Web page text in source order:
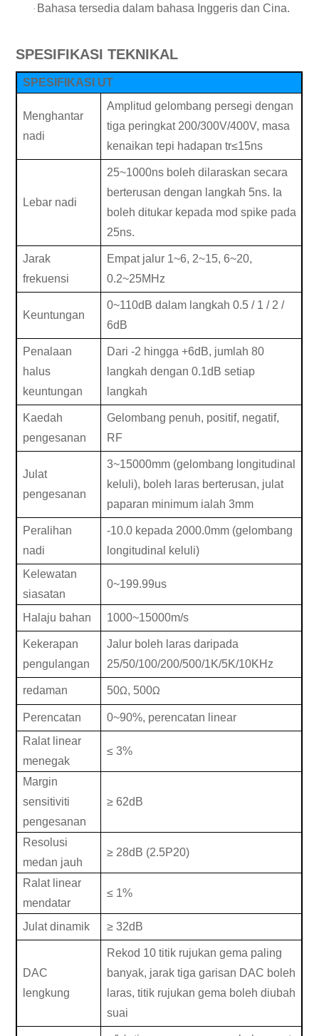
· Bahasa tersedia dalam bahasa Inggeris dan Cina.
SPESIFIKASI TEKNIKAL
SPESIFIKASI UT
Menghantar
nadi
Amplitud gelombang persegi dengan
tiga peringkat 200/300V/400V, masa
kenaikan tepi hadapan tr≤15ns
Lebar nadi
25~1000ns boleh dilaraskan secara
berterusan dengan langkah 5ns. Ia
boleh ditukar kepada mod spike pada
25ns.
Jarak
frekuensi
Empat jalur 1~6, 2~15, 6~20,
0.2~25MHz
Keuntungan
0~110dB dalam langkah 0.5 / 1 / 2 /
6dB
Penalaan
halus
keuntungan
Dari -2 hingga +6dB, jumlah 80
langkah dengan 0.1dB setiap
langkah
Kaedah
pengesanan
Gelombang penuh, positif, negatif,
RF
Julat
pengesanan
3~15000mm (gelombang longitudinal
keluli), boleh laras berterusan, julat
paparan minimum ialah 3mm
Peralihan
nadi
-10.0kepada 2000.0mm(gelombang
longitudinal keluli)
Kelewatan
siasatan
0~199.99us
Halaju bahan 1000~15000m/s
Kekerapan
pengulangan
Jalur boleh laras daripada
25/50/100/200/500/1K/5K/10KHz
redaman 50Ω, 500Ω
Perencatan 0~90%, perencatan linear
Ralat linear
menegak
≤3%
Margin
sensitiviti
pengesanan
≥62dB
Resolusi
medan jauh
≥ 28dB (2.5P20)
Ralat linear
mendatar
≤ 1%
Julat dinamik ≥32dB
DAC
lengkung
Rekod 10 titik rujukan gema paling
banyak, jarak tiga garisan DAC boleh
laras, titik rujukan gema boleh diubah
suai